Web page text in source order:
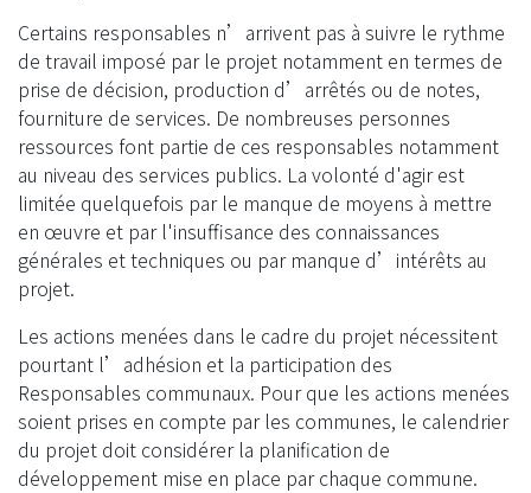
Certains responsables n’arrivent pas à suivre le rythme
de travail imposé par le projet notamment en termes de
prise de décision, production d’arrêtés ou de notes,
fourniture de services. De nombreuses personnes
ressources font partie de ces responsables notamment
au niveau des services publics. La volonté d'agir est
limitée quelquefois par le manque de moyens à mettre
en œuvre et par l'insuffisance des connaissances
générales et techniques ou par manque d’intérêts au
projet.
Les actions menées dans le cadre du projet nécessitent
pourtant l’adhésion et la participation des
Responsables communaux. Pour que les actions menées
soient prises en compte par les communes, le calendrier
du projet doit considérer la planification de
développement mise en place par chaque commune.